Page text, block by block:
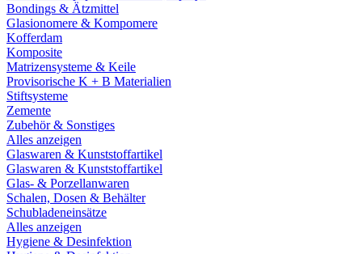
Bondings & Ätzmittel
Glasionomere & Kompomere
Kofferdam
Komposite
Matrizensysteme & Keile
Provisorische K + B Materialien
Stiftsysteme
Zemente
Zubehör & Sonstiges
Alles anzeigen
Glaswaren & Kunststoffartikel
Glaswaren & Kunststoffartikel
Glas- & Porzellanwaren
Schalen, Dosen & Behälter
Schubladeneinsätze
Alles anzeigen
Hygiene & Desinfektion